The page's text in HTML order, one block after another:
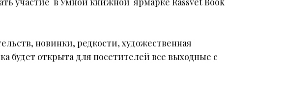
новинки, редкости, художественная
будет открыта для посетителей все выходные с